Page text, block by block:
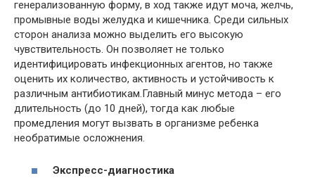
генерализованную форму, в ход также идут моча, желчь,
промывные воды желудка и кишечника. Среди сильных
сторон анализа можно выделить его высокую
чувствительность. Он позволяет не только
идентифицировать инфекционных агентов, но также
оценить их количество, активность и устойчивость к
различным антибиотикам.Главный минус метода – его
длительность (до 10 дней), тогда как любые
промедления могут вызвать в организме ребенка
необратимые осложнения.
Экспресс-диагностика